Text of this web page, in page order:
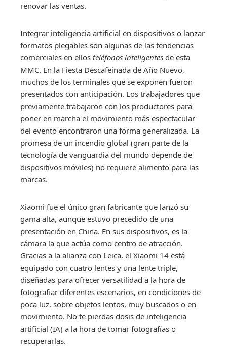
renovar las ventas.
Integrar inteligencia artificial en dispositivos o lanzar
formatos plegables son algunas de las tendencias
comerciales en ellos teléfonos inteligentes de esta
MMC. En la Fiesta Descafeinada de Año Nuevo,
muchos de los terminales que se exponen fueron
presentados con anticipación. Los trabajadores que
previamente trabajaron con los productores para
poner en marcha el movimiento más espectacular
del evento encontraron una forma generalizada. La
promesa de un incendio global (gran parte de la
tecnología de vanguardia del mundo depende de
dispositivos móviles) no requiere alimento para las
marcas.
Xiaomi fue el único gran fabricante que lanzó su
gama alta, aunque estuvo precedido de una
presentación en China. En sus dispositivos, es la
cámara la que actúa como centro de atracción.
Gracias a la alianza con Leica, el Xiaomi 14 está
equipado con cuatro lentes y una lente triple,
diseñadas para ofrecer versatilidad a la hora de
fotografiar diferentes escenarios, en condiciones de
poca luz, sobre objetos lentos, muy buscados o en
movimiento. No te pierdas dosis de inteligencia
artificial (IA) a la hora de tomar fotografías o
recuperarlas.